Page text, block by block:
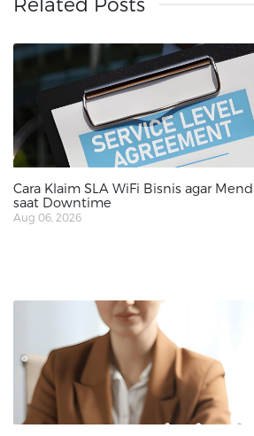
Cara Klaim SLA WiFi Bisnis agar
saat Downtime
Aug 06, 2026